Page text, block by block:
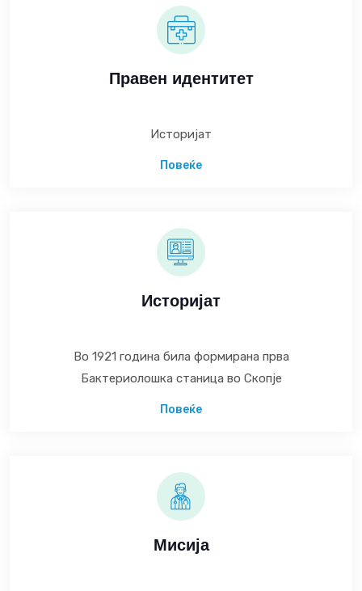
Правен идентитет
Историјат
Повеќе
Историјат
Во 1921 година била формирана прва
Бактериолошка станица во Скопје
Повеќе
Мисија